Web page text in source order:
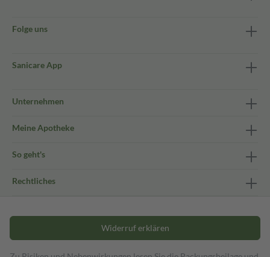
Folge uns
Sanicare App
Unternehmen
Meine Apotheke
So geht's
Rechtliches
Widerruf erklären